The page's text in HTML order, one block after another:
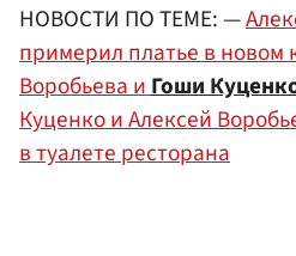
НОВОСТИ ПО ТЕМЕ: —
примерил платье в новом
Воробьева иГоши
Куценко и Алексей
в туалете ресторана